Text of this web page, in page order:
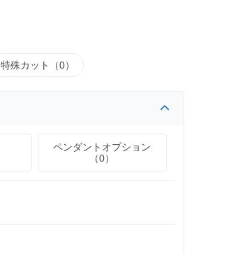
特殊カット（0）
ペンダントオプション
（0）